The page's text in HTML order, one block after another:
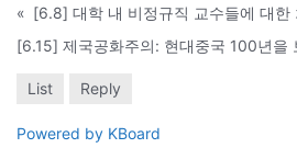
« [6.8] 대학 내 비정규직 교수들에 대한
[6.15] 제국공화주의: 현대중국 100년을
List Reply
Powered by KBoard